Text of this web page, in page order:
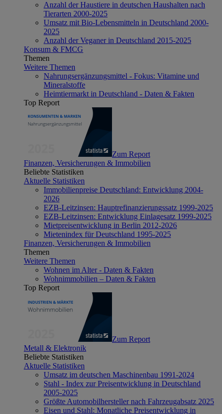
Anzahl der Haustiere in deutschen Haushalten nach
Tierarten 2000-2025
Umsatz mit Bio-Lebensmitteln in Deutschland 2000-
2025
Anzahl der Veganer in Deutschland 2015-2025
Konsum & FMCG
Themen
Weitere Themen
Nahrungsergänzungsmittel - Fokus: Vitamine und
Mineralstoffe
Heimtiermarkt in Deutschland - Daten & Fakten
Top Report
Zum Report
Finanzen, Versicherungen & Immobilien
Beliebte Statistiken
Aktuelle Statistiken
Immobilienpreise Deutschland: Entwicklung 2004-
2026
EZB-Leitzinsen: Hauptrefinanzierungssatz 1999-2025
EZB-Leitzinsen: Entwicklung Einlagesatz 1999-2025
Mietpreisentwicklung in Berlin 2012-2026
Mietenindex für Deutschland 1995-2025
Finanzen, Versicherungen & Immobilien
Themen
Weitere Themen
Wohnen im Alter - Daten & Fakten
Wohnimmobilien – Daten & Fakten
Top Report
Zum Report
Metall & Elektronik
Beliebte Statistiken
Aktuelle Statistiken
Umsatz im deutschen Maschinenbau 1991-2024
Stahl - Index zur Preisentwicklung in Deutschland
2005-2025
Größte Automobilhersteller nach Fahrzeugabsatz 2025
Eisen und Stahl: Monatliche Preisentwicklung in